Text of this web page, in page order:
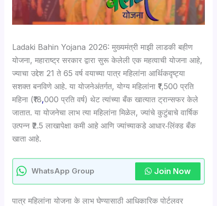
Ladaki Bahin Yojana 2026: मुख्यमंत्री माझी लाडकी बहीण
योजना, महाराष्ट्र सरकार द्वारा सुरू केलेली एक महत्वाची योजना आहे,
ज्याचा उद्देश 21 ते 65 वर्ष वयाच्या पात्र महिलांना आर्थिकदृष्ट्या
सशक्त बनविणे आहे. या योजनेअंतर्गत, योग्य महिलांना ₹1,500 प्रति
महिना (₹18,000 प्रति वर्ष) थेट त्यांच्या बँक खात्यात ट्रान्सफर केले
जातात. या योजनेचा लाभ त्या महिलांना मिळेल, ज्यांचे कुटुंबाचे वार्षिक
उत्पन्न ₹2.5 लाखापेक्षा कमी आहे आणि ज्यांच्याकडे आधार‑लिंक्ड बँक
खाता आहे.
WhatsApp Group Join Now
पात्र महिलांना योजना के लाभ घेण्यासाठी आधिकारिक पोर्टलवर